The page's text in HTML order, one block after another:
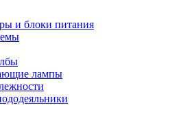
и блоки питания
лампы